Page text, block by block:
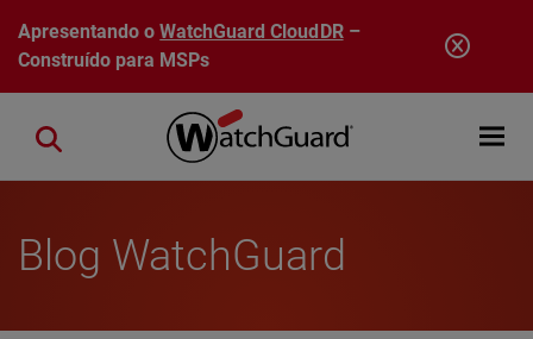
Pular para o conteúdo principal
Apresentando oWatchGuard CloudDR–
Construído para MSPs
Open
Close search
Blog WatchGuard